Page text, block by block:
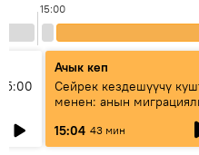
15:00
Ачык кеп
Сейрек кездешүүчү
менен: анын
жолу эмнеден кабар
15:04 43 мин